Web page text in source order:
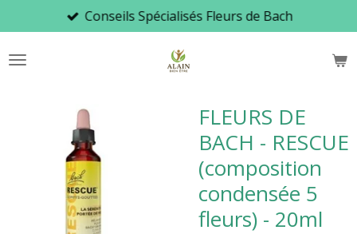
au
contenu
Conseils Spécialisés Fleurs de Bach
FLEURS DE
BACH - RESCUE
(composition
condensée 5
fleurs) - 20ml